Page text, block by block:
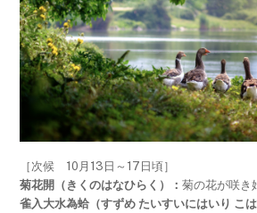
［次候 10月13日～17日頃］
菊花開（きくのはなひらく）：菊の花が咲き
雀入大水為蛤（すずめ たいすいにはいり こ